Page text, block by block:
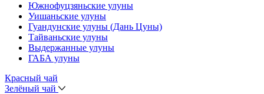
Южнофуцзяньские улуны
Уишаньские улуны
Гуандунские улуны (Дань Цуны)
Тайваньские улуны
Выдержанные улуны
ГАБА улуны
Красный чай
Зелёный чай